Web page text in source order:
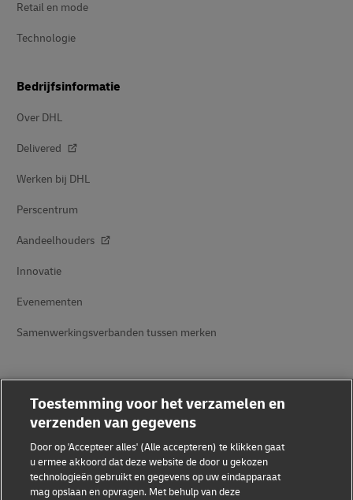
Retail en mode
Technologie
Bedrijfsinformatie
Over DHL
Delivered
Werken bij DHL
Perscentrum
Aandeelhouders
Innovatie
Evenementen
Samenwerkingsverbanden tussen merken
Fraudebewustzijn
Juridische kennisgeving
Toestemming voor het verzamelen en
verzenden van gegevens
Door op 'Accepteer alles' (Alle accepteren) te klikken gaat
u ermee akkoord dat deze website de door u gekozen
technologieën gebruikt en gegevens op uw eindapparaat
mag opslaan en opvragen. Met behulp van deze